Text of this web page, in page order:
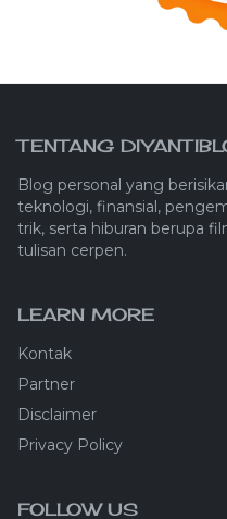
TENTANG
Blog personal yang
teknologi, finansial,
trik, serta hiburan berupa
tulisan cerpen.
LEARN MORE
Kontak
Partner
Disclaimer
Privacy Policy
FOLLOW US